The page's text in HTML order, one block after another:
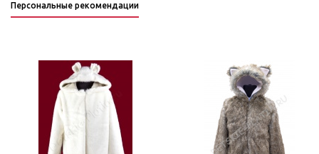
Персональные рекомендации